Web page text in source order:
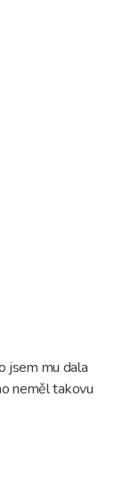
jsem mu dala
neměl takovu